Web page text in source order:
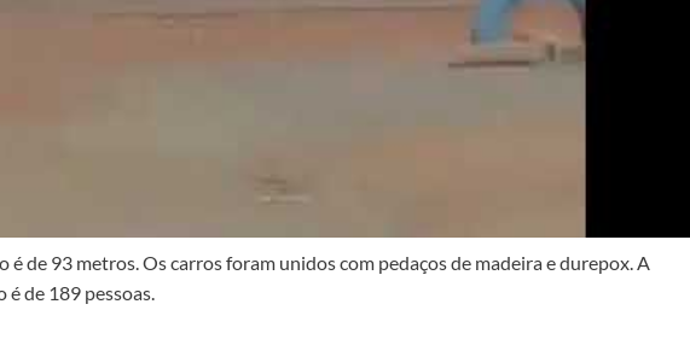
de 93 metros. Os carros foram unidos com pedaços de madeira e durepox. A
de 189 pessoas.